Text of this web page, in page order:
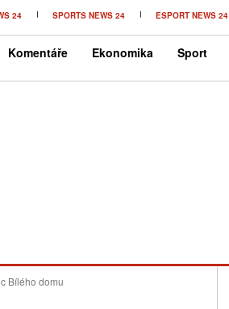
24 SPORTS NEWS 24 ESPORT NEWS 24
Komentáře Ekonomika Sport
Bílého domu